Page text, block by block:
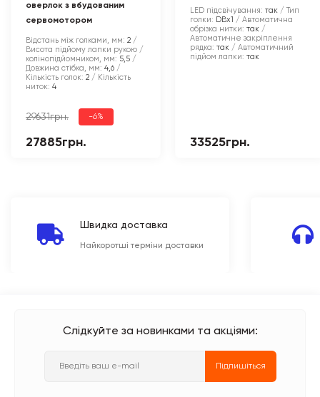
оверлок з вбудованим
сервомотором
Відстань між голками, мм: 2
Висота підйому лапки рукою /
колінопідйомником, мм: 5,5
Довжина стібка, мм: 4,6
Кількість голок: 2
Кількість
ниток: 4
29631грн. -6%
27885грн.
LED підсвічування: так
Тип
голки: DBx1
Автоматична
обрізка нитки: так
Автоматичне закріплення
рядка: так
Автоматичний
підйом лапки: так
33525грн.
Швидка доставка
Найкоротші терміни доставки
Слідкуйте за новинками та акціями:
Підпишіться